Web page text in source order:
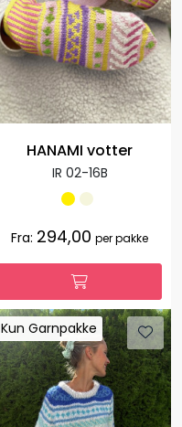
HANAMI votter
IR 02-16B
Fra: 294,00 per pakke
Kun Garnpakke
Kun Garnpakke